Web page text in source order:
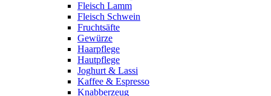
Fleisch Lamm
Fleisch Schwein
Fruchtsäfte
Gewürze
Haarpflege
Hautpflege
Joghurt & Lassi
Kaffee & Espresso
Knabberzeug